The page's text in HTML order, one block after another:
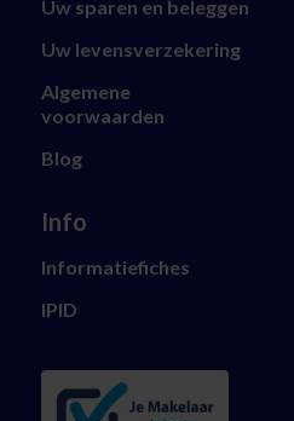
Uw sparen en beleggen
Uw levensverzekering
Algemene
voorwaarden
Blog
Info
Informatiefiches
IPID